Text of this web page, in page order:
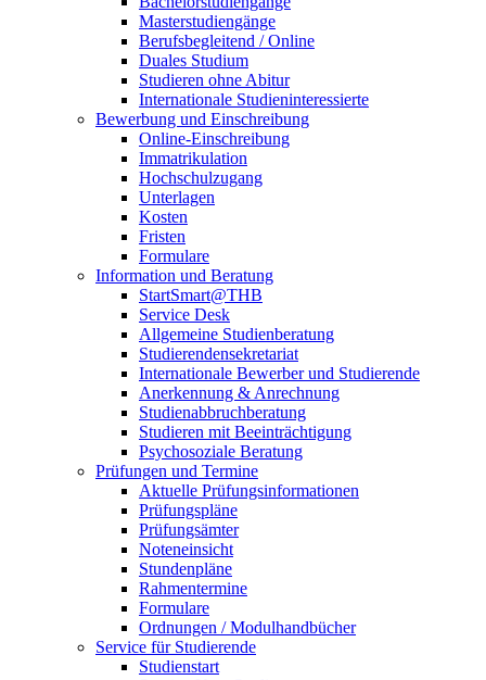
Masterstudiengänge
Berufsbegleitend / Online
Duales Studium
Studieren ohne Abitur
Internationale Studieninteressierte
Bewerbung und Einschreibung
Online-Einschreibung
Immatrikulation
Hochschulzugang
Unterlagen
Kosten
Fristen
Formulare
Information und Beratung
StartSmart@THB
Service Desk
Allgemeine Studienberatung
Studierendensekretariat
Internationale Bewerber und Studierende
Anerkennung & Anrechnung
Studienabbruchberatung
Studieren mit Beeinträchtigung
Psychosoziale Beratung
Prüfungen und Termine
Aktuelle Prüfungsinformationen
Prüfungspläne
Prüfungsämter
Noteneinsicht
Stundenpläne
Rahmentermine
Formulare
Ordnungen / Modulhandbücher
Service für Studierende
Studienstart